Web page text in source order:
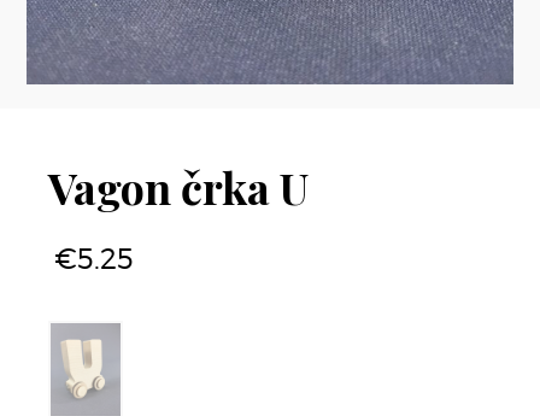
Vagon črka U
€5.25